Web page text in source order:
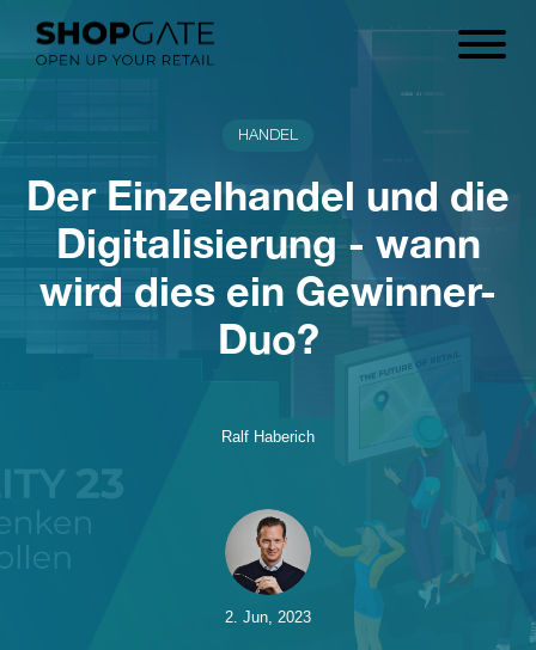
HANDEL
Der Einzelhandel und die
Digitalisierung - wann
wird dies ein Gewinner-
Duo?
Ralf Haberich
2. Jun, 2023